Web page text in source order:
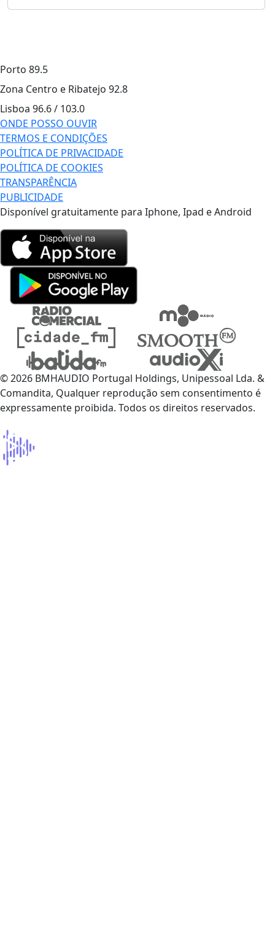
Porto 89.5
Zona Centro e Ribatejo 92.8
Lisboa 96.6 / 103.0
ONDE POSSO OUVIR
TERMOS E CONDIÇÕES
POLÍTICA DE PRIVACIDADE
POLÍTICA DE COOKIES
TRANSPARÊNCIA
PUBLICIDADE
Disponível gratuitamente para Iphone, Ipad e Android
© 2026 BMHAUDIO Portugal Holdings, Unipessoal Lda. &
Comandita, Qualquer reprodução sem consentimento é
expressamente proibida. Todos os direitos reservados.